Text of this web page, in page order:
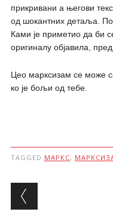
прикривани а његови
од шокантних детаља.
Ками је приметио да би
оригиналу објавила,
Цео марксизам се може
ко је бољи од тебе.
TAGGED МАРКС,
Post